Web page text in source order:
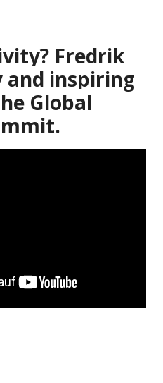
Fredrik
and inspiring
Global